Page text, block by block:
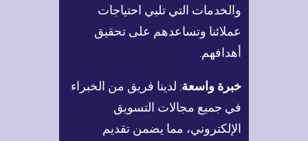
والخدمات التي تلبي احتياجات
عملائنا وتساعدهم على تحقيق
أهدافهم.
خبرة واسعة: لدينا فريق من الخبراء
في جميع مجالات التسويق
الإلكتروني، مما يضمن تقديم